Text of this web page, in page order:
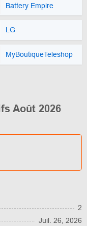
Battery Empire
LG
MyBoutiqueTeleshop
Août 2026
2
Juil. 26, 2026